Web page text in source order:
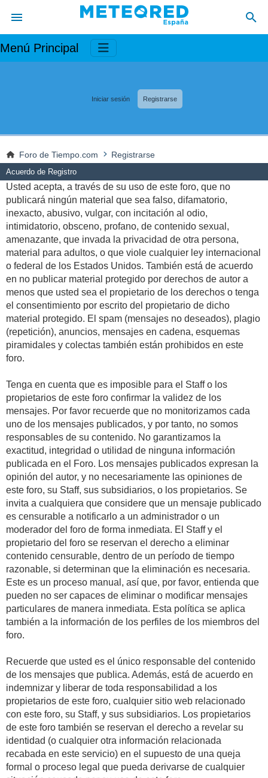
Menú Principal
Iniciar sesión Registrarse
Foro de Tiempo.com Registrarse
Acuerdo de Registro
Usted acepta, a través de su uso de este foro, que no
publicará ningún material que sea falso, difamatorio,
inexacto, abusivo, vulgar, con incitación al odio,
intimidatorio, obsceno, profano, de contenido sexual,
amenazante, que invada la privacidad de otra persona,
material para adultos, o que viole cualquier ley internacional
o federal de los Estados Unidos. También está de acuerdo
en no publicar material protegido por derechos de autor a
menos que usted sea el propietario de los derechos o tenga
el consentimiento por escrito del propietario de dicho
material protegido. El spam (mensajes no deseados), plagio
(repetición), anuncios, mensajes en cadena, esquemas
piramidales y colectas también están prohibidos en este
foro.
Tenga en cuenta que es imposible para el Staff o los
propietarios de este foro confirmar la validez de los
mensajes. Por favor recuerde que no monitorizamos cada
uno de los mensajes publicados, y por tanto, no somos
responsables de su contenido. No garantizamos la
exactitud, integridad o utilidad de ninguna información
publicada en el Foro. Los mensajes publicados expresan la
opinión del autor, y no necesariamente las opiniones de
este foro, su Staff, sus subsidiarios, o los propietarios. Se
invita a cualquiera que considere que un mensaje publicado
es censurable a notificarlo a un administrador o un
moderador del foro de forma inmediata. El Staff y el
propietario del foro se reservan el derecho a eliminar
contenido censurable, dentro de un período de tiempo
razonable, si determinan que la eliminación es necesaria.
Este es un proceso manual, así que, por favor, entienda que
pueden no ser capaces de eliminar o modificar mensajes
particulares de manera inmediata. Esta política se aplica
también a la información de los perfiles de los miembros del
foro.
Recuerde que usted es el único responsable del contenido
de los mensajes que publica. Además, está de acuerdo en
indemnizar y liberar de toda responsabilidad a los
propietarios de este foro, cualquier sitio web relacionado
con este foro, su Staff, y sus subsidiarios. Los propietarios
de este foro también se reservan el derecho a revelar su
identidad (o cualquier otra información relacionada
recabada en este servicio) en el supuesto de una queja
formal o proceso legal que pueda derivarse de cualquier